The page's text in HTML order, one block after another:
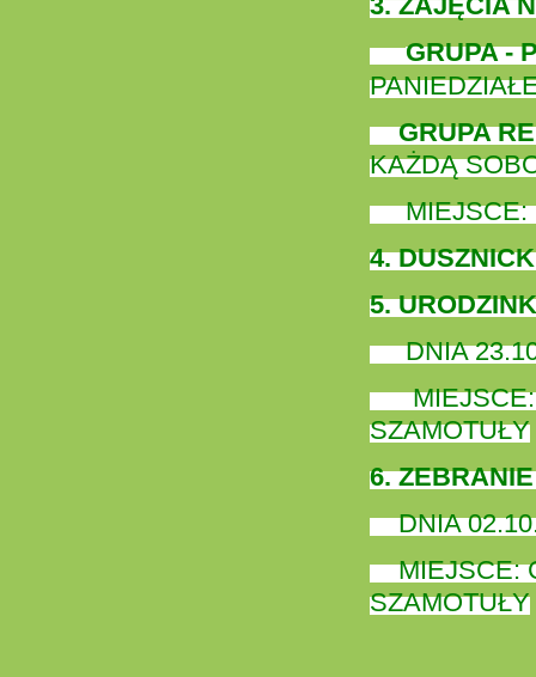
GRUPA -
GRUPA
KAŻDĄ
MIEJSCE:
4.
5.
DNIA
MIEJSCE:
SZAMOTUŁY
6.
DNIA
MIEJSCE:
SZAMOTUŁY